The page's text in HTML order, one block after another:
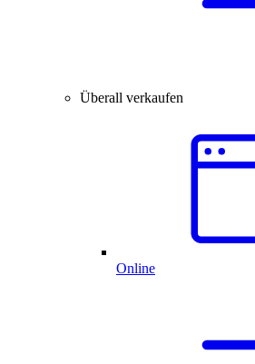
Überall verkaufen
Online